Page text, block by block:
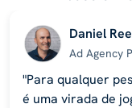
Daniel
Ad Agency
"Para qualquer
é uma virada de